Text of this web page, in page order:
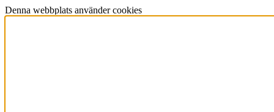
Denna webbplats använder cookies